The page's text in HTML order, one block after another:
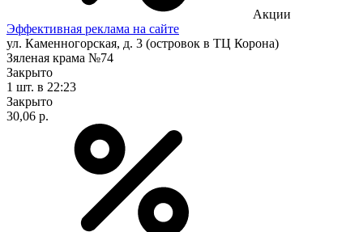
Акции
Эффективная реклама на сайте
ул. Каменногорская, д. 3 (островок в ТЦ Корона)
Зяленая крама №74
Закрыто
1 шт. в 22:23
Закрыто
30,06 р.